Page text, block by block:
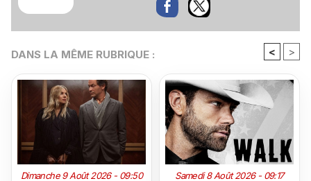
DANS LA MÊME RUBRIQUE : < >
Dimanche 9 Août 2026 - 09:50 Samedi 8 Août 2026 - 09:17